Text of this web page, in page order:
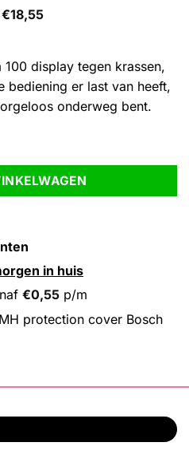
€18,55
100 display tegen krassen,
bediening er last van heeft,
onderweg bent.
100 aantal
in huis
€0,55 p/m
protection cover Bosch